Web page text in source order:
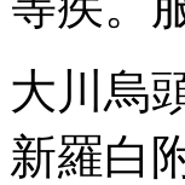
大川烏
新羅白